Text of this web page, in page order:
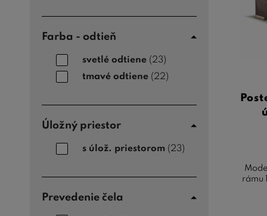
Farba - odtieň
svetlé odtiene (23)
tmavé odtiene (22)
Úložný priestor
s úlož. priestorom (23)
Prevedenie čela
rámu